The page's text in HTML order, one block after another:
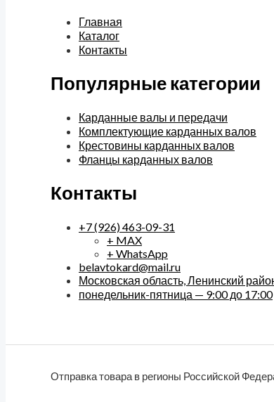
Главная
Каталог
Контакты
Популярные категории
Карданные валы и передачи
Комплектующие карданных валов
Крестовины карданных валов
Фланцы карданных валов
Контакты
+7 (926) 463-09-31
+ MAX
+ WhatsApp
belavtokard@mail.ru
Московская область, Ленинский
понедельник-пятница — 9:00 до 17:00
Отправка товара в регионы Российской